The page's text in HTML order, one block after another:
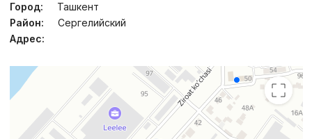
Город:
Ташкент
Район:
Сергелийский
Адрес: